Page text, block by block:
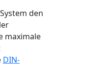
den
maximale
DIN-